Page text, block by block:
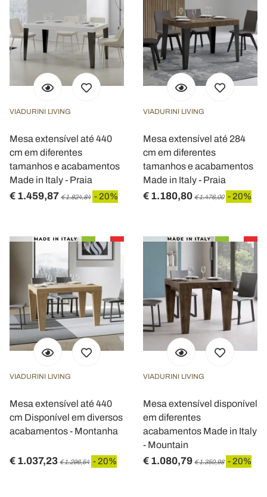
VIADURINI LIVING
Mesa extensível até 440
cm em diferentes
tamanhos e acabamentos
Made in Italy - Praia
€ 1.459,87 € 1.824,84 - 20%
VIADURINI LIVING
Mesa extensível até 284
cm em diferentes
tamanhos e acabamentos
Made in Italy - Praia
€ 1.180,80 € 1.476,00 - 20%
VIADURINI LIVING
Mesa extensível até 440
cm Disponível em diversos
acabamentos - Montanha
€ 1.037,23 € 1.296,54 - 20%
VIADURINI LIVING
Mesa extensível disponível
em diferentes
acabamentos Made in Italy
- Mountain
€ 1.080,79 € 1.350,98 - 20%